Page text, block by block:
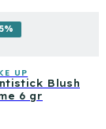
UP
Blush
6 gr